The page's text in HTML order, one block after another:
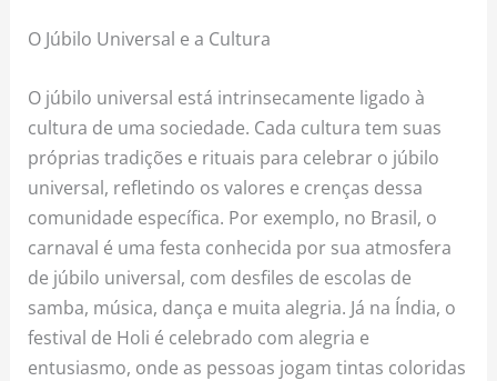
O Júbilo Universal e a Cultura
O júbilo universal está intrinsecamente ligado à
cultura de uma sociedade. Cada cultura tem suas
próprias tradições e rituais para celebrar o júbilo
universal, refletindo os valores e crenças dessa
comunidade específica. Por exemplo, no Brasil, o
carnaval é uma festa conhecida por sua atmosfera
de júbilo universal, com desfiles de escolas de
samba, música, dança e muita alegria. Já na Índia, o
festival de Holi é celebrado com alegria e
entusiasmo, onde as pessoas jogam tintas coloridas